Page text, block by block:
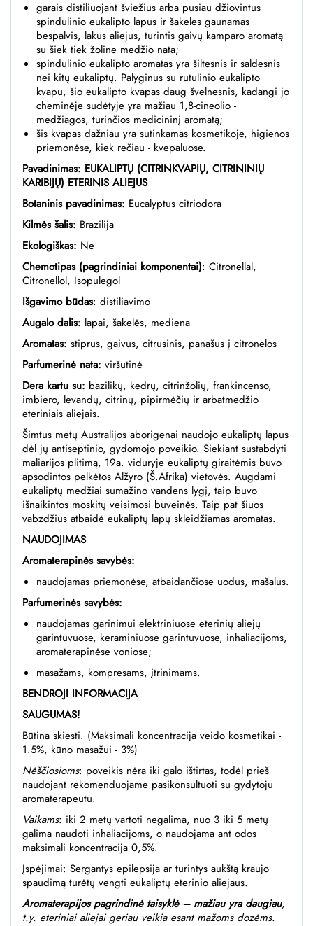
garais distiliuojant šviežius arba pusiau džiovintus
spindulinio eukalipto lapus ir šakeles gaunamas
bespalvis, lakus aliejus, turintis gaivų kamparo aromatą
su šiek tiek žoline medžio nata;
spindulinio eukalipto aromatas yra šiltesnis ir saldesnis
nei kitų eukaliptų. Palyginus su rutulinio eukalipto
kvapu, šio eukalipto kvapas daug švelnesnis, kadangi jo
cheminėje sudėtyje yra mažiau 1,8-cineolio -
medžiagos, turinčios medicininį aromatą;
šis kvapas dažniau yra sutinkamas kosmetikoje, higienos
priemonėse, kiek rečiau - kvepaluose.
Pavadinimas: EUKALIPTŲ (CITRINKVAPIŲ, CITRININIŲ
KARIBIJŲ) ETERINIS ALIEJUS
Botaninis pavadinimas: Eucalyptus citriodora
Kilmės šalis: Brazilija
Ekologiškas: Ne
Chemotipas (pagrindiniai komponentai): Citronellal,
Citronellol, Isopulegol
Išgavimo būdas: distiliavimo
Augalo dalis: lapai, šakelės, mediena
Aromatas: stiprus, gaivus, citrusinis, panašus į citronelos
Parfumerinė nata: viršutinė
Dera kartu su: bazilikų, kedrų, citrinžolių, frankincenso,
imbiero, levandų, citrinų, pipirmėčių ir arbatmedžio
eteriniais aliejais.
Šimtus metų Australijos aborigenai naudojo eukaliptų lapus
dėl jų antiseptinio, gydomojo poveikio. Siekiant sustabdyti
maliarijos plitimą, 19a. viduryje eukaliptų giraitėmis buvo
apsodintos pelkėtos Alžyro (Š.Afrika) vietovės. Augdami
eukaliptų medžiai sumažino vandens lygį, taip buvo
išnaikintos moskitų veisimosi buveinės. Taip pat šiuos
vabzdžius atbaidė eukaliptų lapų skleidžiamas aromatas.
NAUDOJIMAS
Aromaterapinės savybės:
naudojamas priemonėse, atbaidančiose uodus, mašalus.
Parfumerinės savybės:
naudojamas garinimui elektriniuose eterinių aliejų
garintuvuose, keraminiuose garintuvuose, inhaliacijoms,
aromaterapinėse voniose;
masažams, kompresams, įtrinimams.
BENDROJI INFORMACIJA
SAUGUMAS!
Būtina skiesti. (Maksimali koncentracija veido kosmetikai -
1.5%, kūno masažui - 3%)
Nėščiosioms: poveikis nėra iki galo ištirtas, todėl prieš
naudojant rekomenduojame pasikonsultuoti su gydytoju
aromaterapeutu.
Vaikams: iki 2 metų vartoti negalima, nuo 3 iki 5 metų
galima naudoti inhaliacijoms, o naudojama ant odos
maksimali koncentracija 0,5%.
Įspėjimai: Sergantys epilepsija ar turintys aukštą kraujo
spaudimą turėtų vengti eukaliptų eterinio aliejaus.
Aromaterapijos pagrindinė taisyklė – mažiau yra daugiau,
t.y. eteriniai aliejai geriau veikia esant mažoms dozėms.